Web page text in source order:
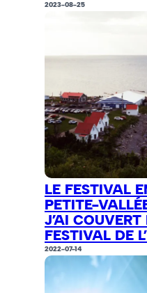
2023-08-25
LE FESTIVAL
PETITE-
J’AI
FESTIVAL DE
2022-07-14